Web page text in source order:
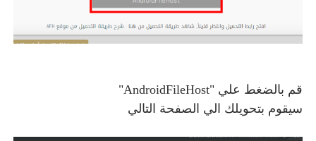
قم بالضغط علي "AndroidFileHost"
سيقوم بتحويلك الي الصفحة التالي